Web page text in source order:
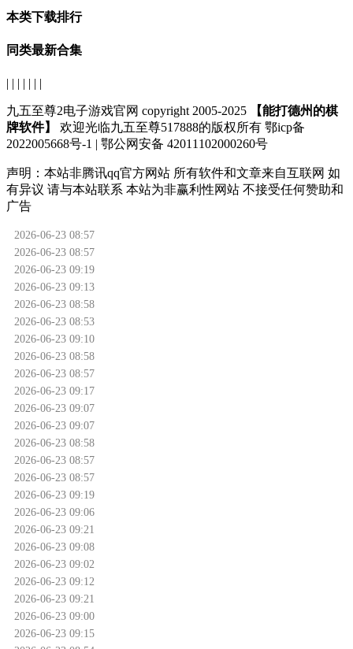
本类下载排行
同类最新合集
| | | | | | |
九五至尊2电子游戏官网 copyright 2005-2025
【能打德州的棋
牌软件】
欢迎光临九五至尊517888的版权所有 鄂icp备
2022005668号-1 | 鄂公网安备 42011102000260号
声明： 本站非腾讯qq官方网站 所有软件和文章来自互联网 如
有异议 请与本站联系 本站为非赢利性网站 不接受任何赞助和
广告
2026-06-23 08:57
2026-06-23 08:57
2026-06-23 09:19
2026-06-23 09:13
2026-06-23 08:58
2026-06-23 08:53
2026-06-23 09:10
2026-06-23 08:58
2026-06-23 08:57
2026-06-23 09:17
2026-06-23 09:07
2026-06-23 09:07
2026-06-23 08:58
2026-06-23 08:57
2026-06-23 08:57
2026-06-23 09:19
2026-06-23 09:06
2026-06-23 09:21
2026-06-23 09:08
2026-06-23 09:02
2026-06-23 09:12
2026-06-23 09:21
2026-06-23 09:00
2026-06-23 09:15